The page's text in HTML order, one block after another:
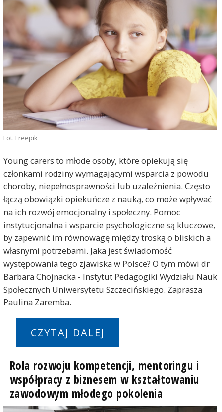
Fot. Freepik
Young carers to młode osoby, które opiekują się
członkami rodziny wymagającymi wsparcia z powodu
choroby, niepełnosprawności lub uzależnienia. Często
łączą obowiązki opiekuńcze z nauką, co może wpływać
na ich rozwój emocjonalny i społeczny. Pomoc
instytucjonalna i wsparcie psychologiczne są kluczowe,
by zapewnić im równowagę między troską o bliskich a
własnymi potrzebami. Jaka jest świadomość
występowania tego zjawiska w Polsce? O tym mówi dr
Barbara Chojnacka - Instytut Pedagogiki Wydziału Nauk
Społecznych Uniwersytetu Szczecińskiego. Zaprasza
Paulina Zaremba.
CZYTAJ DALEJ
Rola rozwoju kompetencji, mentoringu i
współpracy z biznesem w kształtowaniu
zawodowym młodego pokolenia